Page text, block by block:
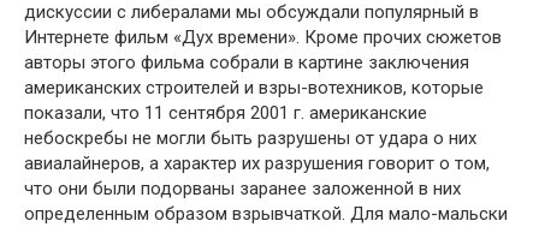
дискус­сии с либералами мы обсуждали популярный в
Интернете фильм «Дух времени». Кроме прочих сюжетов
авторы этого фильма со­брали в картине заключения
американских строителей и взры-вотехников, которые
показали, что 11 сентября 2001 г. амери­канские
небоскребы не могли быть разрушены от удара о них
авиалайнеров, а характер их разрушения говорит о том,
что они были подорваны заранее заложенной в них
определенным образом взрывчаткой. Для мало-мальски